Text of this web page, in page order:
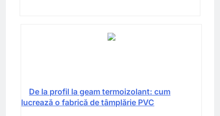
De la profil la geam termoizolant: cum
lucrează o fabrică de tâmplărie PVC